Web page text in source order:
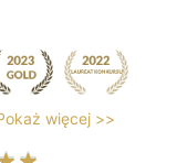
więcej >>